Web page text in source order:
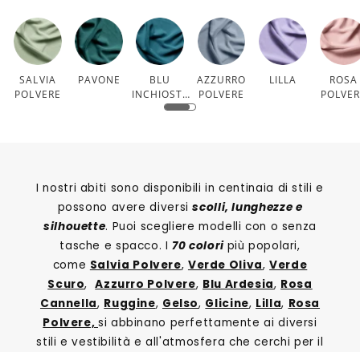
SALVIA
POLVERE
PAVONE
BLU
INCHIOSTR
O
AZZURRO
POLVERE
LILLA
ROSA
I nostri abiti sono disponibili in centinaia di stili e
possono avere diversiscolli, lunghezze e
silhouette. Puoi scegliere modelli con o senza
tasche e spacco. I70 colori più popolari,
come Salvia Polvere, Verde Oliva,Verde
Scuro,Azzurro Polvere, Blu Ardesia, Rosa
Cannella, Ruggine, Gelso, Glicine, Lilla, Rosa
Polvere, si abbinano perfettamente ai diversi
stili e vestibilità e all'atmosfera che cerchi per il